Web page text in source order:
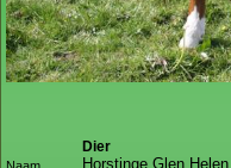
Dier
Horstinge Glen Helen